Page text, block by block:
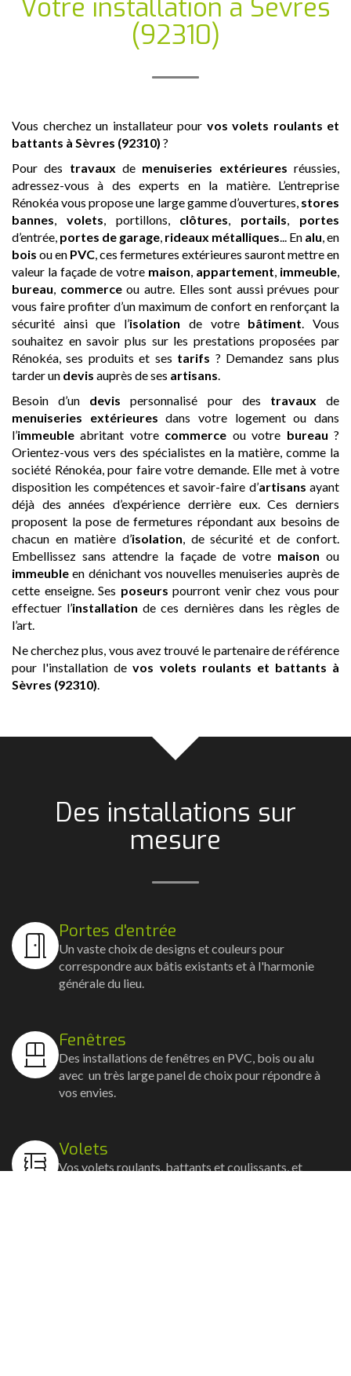
Votre installation à Sèvres
(92310)
Vous cherchez un installateur pour vos volets roulants et
battants à Sèvres (92310) ?
Pour des travaux de menuiseries extérieures réussies,
adressez-vous à des experts en la matière. L’entreprise
Rénokéa vous propose une large gamme d’ouvertures, stores
bannes, volets, portillons, clôtures, portails, portes
d’entrée, portes de garage, rideaux métalliques... En alu, en
bois ou en PVC, ces fermetures extérieures sauront mettre en
valeur la façade de votre maison, appartement, immeuble,
bureau, commerceou autre. Elles sont aussi prévues pour
vous faire profiter d’un maximum de confort en renforçant la
sécurité ainsi que l’isolation de votre bâtiment. Vous
souhaitez en savoir plus sur les prestations proposées par
Rénokéa, ses produits et ses tarifs ? Demandez sans plus
tarder un devis auprès de ses artisans.
Besoin d’un devis personnalisé pour des travaux de
menuiseries extérieures dans votre logement ou dans
l’immeuble abritant votre commerce ou votre bureau ?
Orientez-vous vers des spécialistes en la matière, comme la
société Rénokéa, pour faire votre demande. Elle met à votre
disposition les compétences et savoir-faire d’artisans ayant
déjà des années d’expérience derrière eux. Ces derniers
proposent la pose de fermetures répondant aux besoins de
chacun en matière d’isolation, de sécurité et de confort.
Embellissez sans attendre la façade de votre maison ou
immeuble en dénichant vos nouvelles menuiseries auprès de
cette enseigne. Ses poseurs pourront venir chez vous pour
effectuer l’installation de ces dernières dans les règles de
l’art.
Ne cherchez plus, vous avez trouvé le partenaire de référence
pour l'installation devos volets roulants et battants à
Sèvres (92310).
Des installations sur
mesure
Portes d'entrée
Un vaste choix de designs et couleurs pour
correspondre aux bâtis existants et à l'harmonie
générale du lieu.
Fenêtres
Des installations de fenêtres en PVC, bois ou alu
avec un très large panel de choix pour répondre à
vos envies.
Volets
Vos volets roulants, battants et coulissants, et